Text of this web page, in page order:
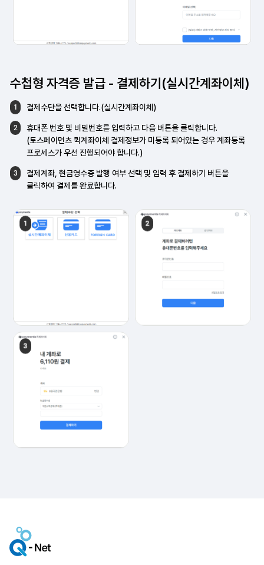
수첩형 자격증 발급 - 결제하기(실시간계좌이체)
1 결제수단을 선택합니다.(실시간계좌이체)
2 휴대폰 번호 및 비밀번호를 입력하고 다음 버튼을 클릭합니다.
(토스페이먼츠 퀵계좌이체 결제정보가 미등록 되어있는 경우 계좌등록
프로세스가 우선 진행되어야 합니다.)
3 결제계좌, 현금영수증 발행 여부 선택 및 입력 후 결제하기 버튼을
클릭하여 결제를 완료합니다.